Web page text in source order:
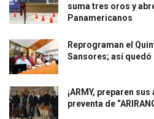
suma tres oros y
Panamericanos
Reprograman el
Sansores; así
¡ARMY, preparen
preventa de